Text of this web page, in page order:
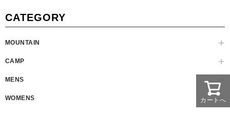
CATEGORY
MOUNTAIN
CAMP
MENS
WOMENS カートへ